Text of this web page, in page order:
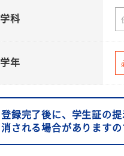
学科
学年
登録完了後に、学生証の
消される場合がありますの